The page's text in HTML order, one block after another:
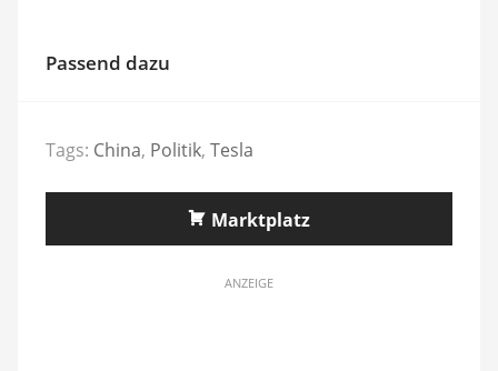
Passend dazu
Tags: China, Politik, Tesla
Marktplatz
ANZEIGE